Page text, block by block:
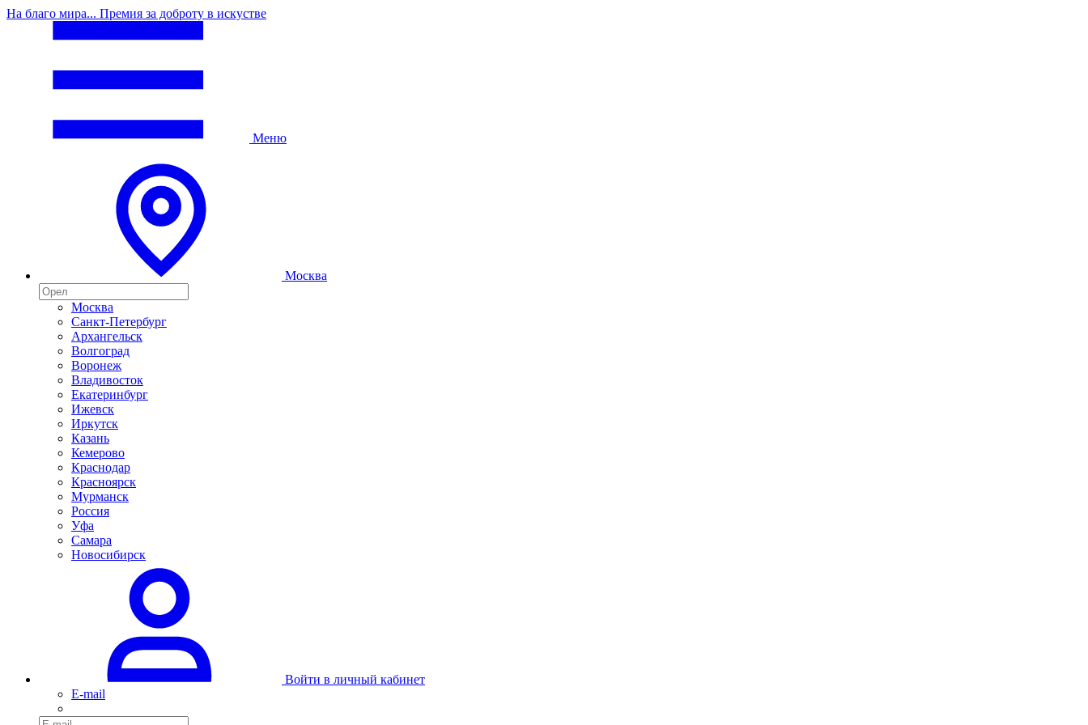
На благо мира... Премия за доброту в искустве
Меню
Москва
Москва
Санкт-Петербург
Архангельск
Волгоград
Воронеж
Владивосток
Екатеринбург
Ижевск
Иркутск
Казань
Кемерово
Краснодар
Красноярск
Мурманск
Россия
Уфа
Самара
Новосибирск
Войти в личный кабинет
E-mail